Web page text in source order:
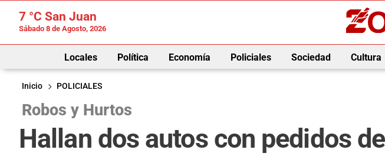
7 °C San Juan
Sábado 8 de Agosto, 2026
Locales Política Economía Policiales Sociedad Cultura
Inicio
POLICIALES
Robos y Hurtos
Hallan dos autos con pedidos